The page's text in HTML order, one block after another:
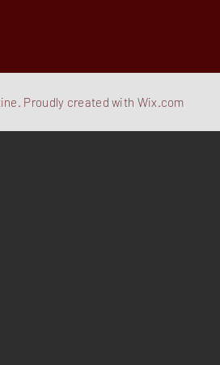
Proudly created with Wix.com